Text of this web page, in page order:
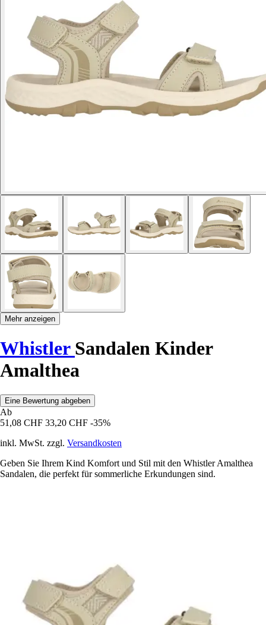
Mehr anzeigen
Whistler Sandalen Kinder
Amalthea
Eine Bewertung abgeben
Ab
51,08 CHF 33,20 CHF -35%
inkl. MwSt. zzgl. Versandkosten
Geben Sie Ihrem Kind Komfort und Stil mit den Whistler Amalthea
Sandalen, die perfekt für sommerliche Erkundungen sind.